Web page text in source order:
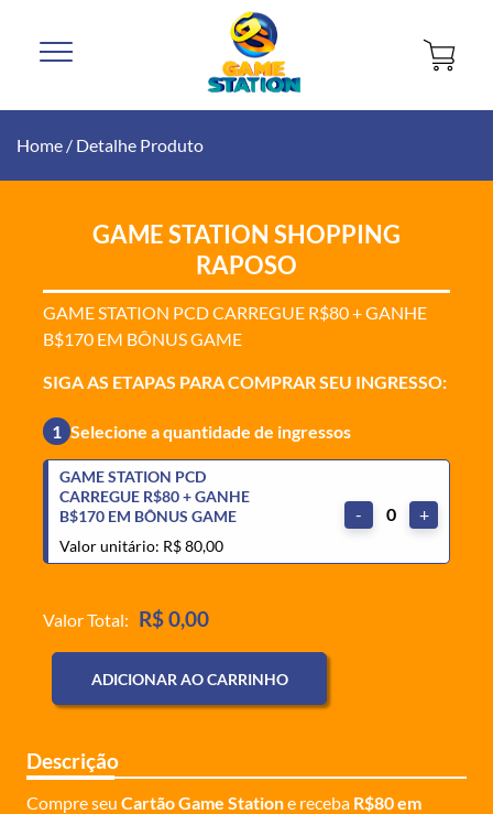
Home / Detalhe Produto
GAME STATION SHOPPING
RAPOSO
GAME STATION PCD CARREGUE R$80 + GANHE
B$170 EM BÔNUS GAME
SIGA AS ETAPAS PARA COMPRAR SEU INGRESSO:
1 Selecione a quantidade de ingressos
GAME STATION PCD
CARREGUE R$80 + GANHE
B$170 EM BÔNUS GAME
Valor unitário: R$ 80,00
- 0 +
Valor Total: R$ 0,00
ADICIONAR AO CARRINHO
Descrição
Compre seu Cartão Game Statione receba R$80 em